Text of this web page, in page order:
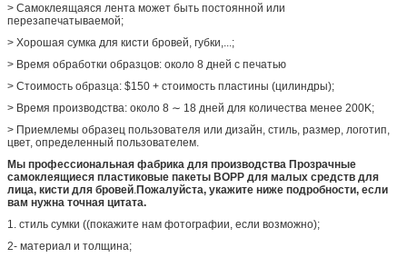
> Самоклеящаяся лента может быть постоянной или
перезапечатываемой;
> Хорошая сумка для кисти бровей, губки,...;
> Время обработки образцов: около 8 дней с печатью
> Стоимость образца: $150 + стоимость пластины (цилиндры);
> Время производства: около 8 ∼ 18 дней для количества менее 200K;
> Приемлемы образец пользователя или дизайн, стиль, размер, логотип,
цвет, определенный пользователем.
Мы профессиональная фабрика для производства Прозрачные
самоклеящиеся пластиковые пакеты BOPP для малых средств для
лица, кисти для бровей.Пожалуйста, укажите ниже подробности, если
вам нужна точная цитата.
1. стиль сумки ((покажите нам фотографии, если возможно);
2- материал и толщина;